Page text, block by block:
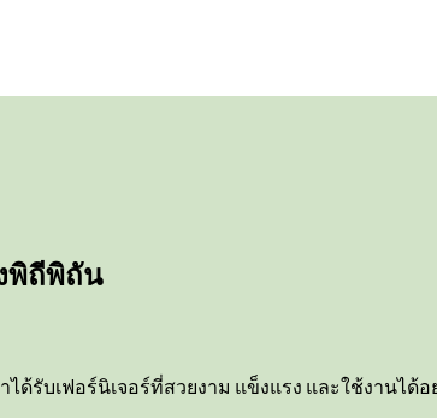
พิถีพิถัน
ด้รับเฟอร์นิเจอร์ที่สวยงาม แข็งแรง และใช้งานได้